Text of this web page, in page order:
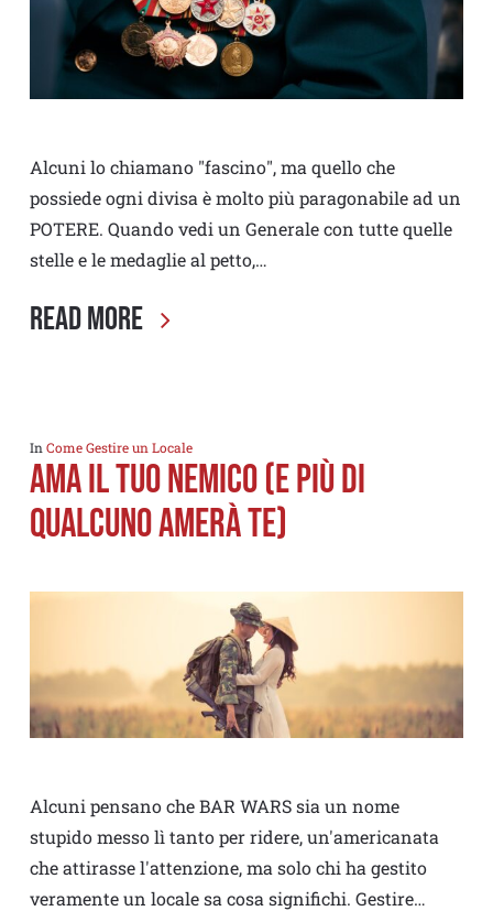
Alcuni lo chiamano "fascino", ma quello che
possiede ogni divisa è molto più paragonabile ad un
POTERE. Quando vedi un Generale con tutte quelle
stelle e le medaglie al petto,…
Read More
In Come Gestire un Locale
Ama il tuo Nemico (e più di
qualcuno amerà te)
Alcuni pensano che BAR WARS sia un nome
stupido messo lì tanto per ridere, un'americanata
che attirasse l'attenzione, ma solo chi ha gestito
veramente un locale sa cosa significhi. Gestire…